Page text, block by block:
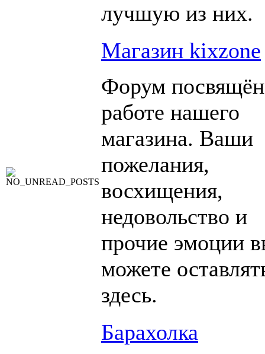
лучшую из них.
Магазин kixzone
Форум посвящён
работе нашего
магазина. Ваши
пожелания,
восхищения,
недовольство и
прочие эмоции
можете
здесь.
Барахолка